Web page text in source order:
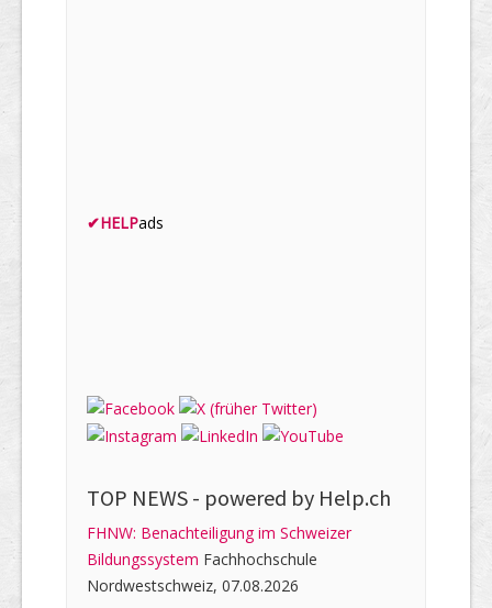
✔HELPads
TOP NEWS - powered by Help.ch
FHNW: Benachteiligung im Schweizer
Bildungssystem Fachhochschule
Nordwestschweiz, 07.08.2026